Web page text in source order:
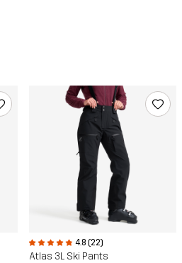
4.8 (22)
Atlas 3L Ski Pants